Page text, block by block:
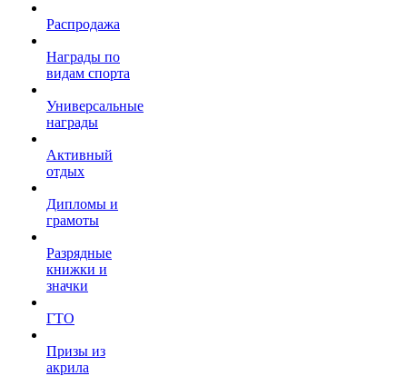
Распродажа
Награды по
видам спорта
Универсальные
награды
Активный
отдых
Дипломы и
грамоты
Разрядные
книжки и
значки
ГТО
Призы из
акрила